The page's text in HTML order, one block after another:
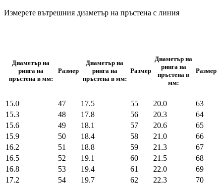
Измерете вътрешния диаметър на пръстена с линия
Диаметър на
ринга на
пръстена в мм:
Размер
Диаметър на
ринга на
пръстена в мм:
Размер
Диаметър на
ринга на
пръстена в
мм:
Размер
15.0 47 17.5 55 20.0
63
15.3
48 17.8 56 20.3
64
15.6
49 18.1 57 20.6
65
15.9
50 18.4 58 21.0
66
16.2
51 18.8 59 21.3
67
16.5
52 19.1 60 21.5
68
16.8
53 19.4 61 22.0
69
17.2
54 19.7 62 22.3 70